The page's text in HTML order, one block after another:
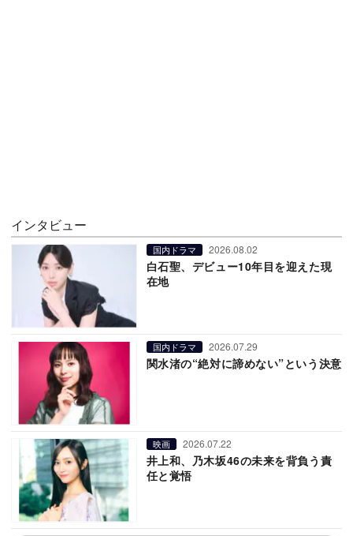
インタビュー
国内ドラマ 2026.08.02
白石聖、デビュー10年目を迎えた現
在地
国内ドラマ 2026.07.29
関水渚の“絶対に諦めない”という決意
映画 2026.07.22
井上和、乃木坂46の未来を背負う責
任と覚悟